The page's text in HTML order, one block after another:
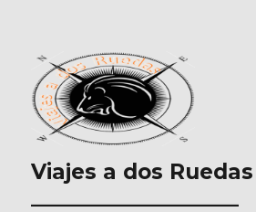
Viajes a dos Ruedas
___________________